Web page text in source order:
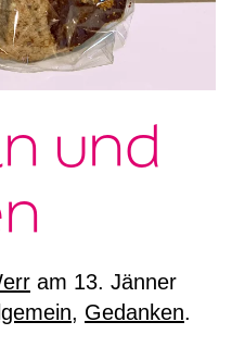
und
am 13. Jänner
, Gedanken.